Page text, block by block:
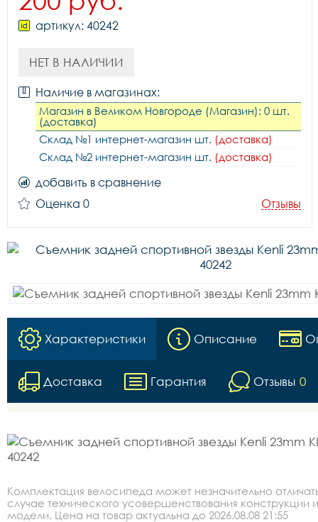
артикул: 40242
НЕТ В НАЛИЧИИ
Наличие в магазинах:
Магазин в Великом Новгороде (Магазин): 0 шт.
(доставка)
Склад №1 интернет-магазин шт. (доставка)
Склад №2 интернет-магазин шт. (доставка)
добавить в сравнение
Оценка 0
Отзывы
Характеристики Описание
Доставка Гарантия Отзывы 0
Комплектация велосипеда может незначительно
случае технического усовершенствования конструкции
модели. Цена на товар актуальна до 2026.08.08 21:55